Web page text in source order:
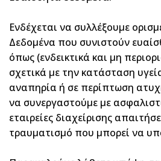
Ενδέχεται να συλλέξουμε
Δεδομένα που συνιστούν
όπως (ενδεικτικά και μη
σχετικά με την κατάσταση
αναπηρία ή σε περίπτωση
να συνεργαστούμε με
εταιρείες διαχείρισης
τραυματισμό που μπορεί να